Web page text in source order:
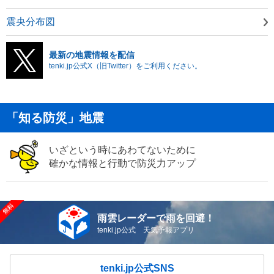
震央分布図
最新の地震情報を配信
tenki.jp公式X（旧Twitter）をご利用ください。
「知る防災」地震
いざという時にあわてないために
確かな情報と行動で防災力アップ
雨雲レーダーで雨を回避！
tenki.jp公式 天気予報アプリ
tenki.jp公式SNS